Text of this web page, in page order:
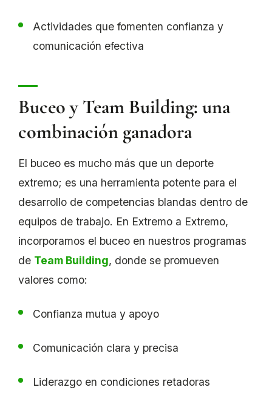
Actividades que fomenten confianza y
comunicación efectiva
Buceo y Team Building: una
combinación ganadora
El buceo es mucho más que un deporte
extremo; es una herramienta potente para el
desarrollo de competencias blandas dentro de
equipos de trabajo. En Extremo a Extremo,
incorporamos el buceo en nuestros programas
de Team Building, donde se promueven
valores como:
Confianza mutua y apoyo
Comunicación clara y precisa
Liderazgo en condiciones retadoras